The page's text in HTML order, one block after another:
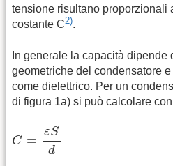
tensione risultano proporzionali
costante C2).
In generale la capacità dipende
geometriche del condensatore
come dielettrico. Per un
di figura 1a) si può calcolare
C =
εS
d